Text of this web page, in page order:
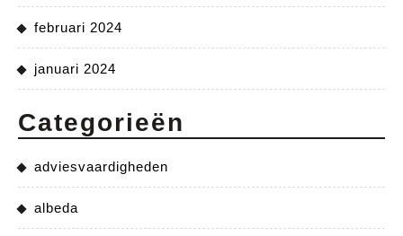
februari 2024
januari 2024
Categorieën
adviesvaardigheden
albeda